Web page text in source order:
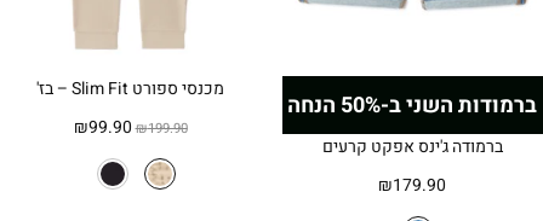
ברמודות השני ב-50% הנחה
ברמודה ג'ינס אפקט קרעים
₪179.90
מכנסי ספורט Slim Fit – בז'
₪199.90
המחיר
היה:
₪99.90